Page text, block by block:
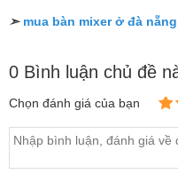
➣ mua bàn mixer ở đà nẵng
0 Bình luận chủ đề
Chọn đánh giá của bạn